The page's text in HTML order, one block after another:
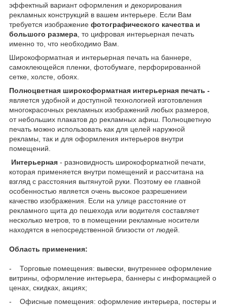
эффектный вариант оформления и декорирования
рекламных конструкций в вашем интерьере. Если Вам
требуется изображение фотографического качества и
большого размера , то цифровая интерьерная печать
именно то, что необходимо Вам.
Широкоформатная и интерьерная печать на баннере,
самоклеющейся пленки, фотобумаге, перфорированной
сетке, холсте, обоях.
Полноцветная широкоформатная интерьерная печать -
является удобной и доступной технологией изготовления
многокрасочных рекламных изображений любых размеров,
от небольших плакатов до рекламных афиш. Полноцветную
печать можно использовать как для целей наружной
рекламы, так и для оформления интерьеров внутри
помещений.
Интерьерная - разновидность широкоформатной печати,
которая применяется внутри помещений и рассчитана на
взгляд с расстояния вытянутой руки. Поэтому ее главной
особенностью является очень высокое разрешениеи
качество изображения. Если на улице расстояние от
рекламного щита до пешехода или водителя составляет
несколько метров, то в помещении рекламные носители
находятся в непосредственной близости от людей.
Область применения:
- Торговые помещения: вывески, внутреннее оформление
витрины, оформление интерьера, баннеры с информацией о
ценах, скидках, акциях;
- Офисные помещения: оформление интерьера, постеры и